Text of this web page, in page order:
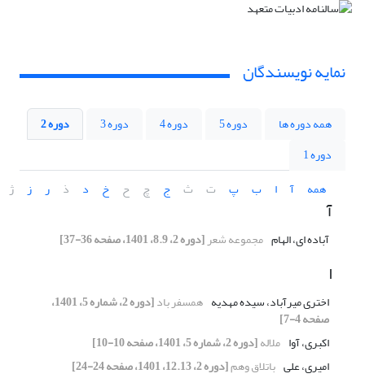
نمایه نویسندگان
همه دوره ها دوره 5 دوره 4 دوره 3
دوره 2
دوره 1
همه
آ ا ب پ ت ث ج چ ح خ د ذ ر ز ژ
آ
آباده ای، الهام مجموعه شعر[دوره 2، 8.9، 1401، صفحه 36-37]
ا
اختری میرآباد، سیده مهدیه همسفر باد [دوره 2، شماره 5، 1401،
صفحه 4-7]
اکبری، آوا ملاله[دوره 2، شماره 5، 1401، صفحه 10-10]
امیری، علی باتلاق وهم[دوره 2، 12.13، 1401، صفحه 24-24]